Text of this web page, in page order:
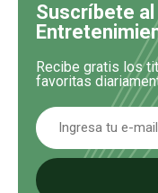
Suscríbete
Recibe gratis los
favoritas